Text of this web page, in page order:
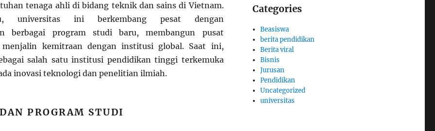
tenaga ahli di bidang teknik dan sains di Vietnam.
universitas ini berkembang pesat dengan
berbagai program studi baru, membangun pusat
kemitraan dengan institusi global. Saat ini,
salah satu institusi pendidikan tinggi terkemuka
inovasi teknologi dan penelitian ilmiah.
PROGRAM STUDI
Categories
Beasiswa
berita pendidikan
Berita viral
Bisnis
Jurusan
Pendidikan
Uncategorized
universitas